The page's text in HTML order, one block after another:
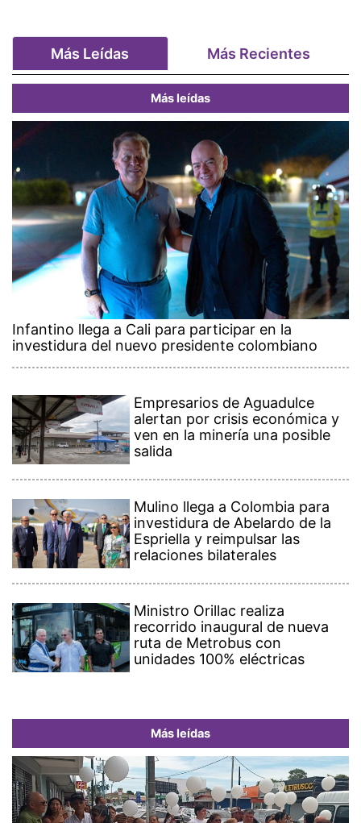
Más Leídas Más Recientes
Más leídas
Infantino llega a Cali para participar en la
investidura del nuevo presidente colombiano
Empresarios de Aguadulce
alertan por crisis económica y
ven en la minería una posible
salida
Mulino llega a Colombia para
investidura de Abelardo de la
Espriella y reimpulsar las
relaciones bilaterales
Ministro Orillac realiza
recorrido inaugural de nueva
ruta de Metrobus con
unidades 100% eléctricas
Más leídas